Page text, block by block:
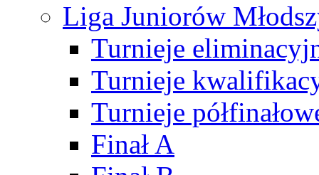
Liga Juniorów
Turnieje
Turnieje
Turnieje
Finał A